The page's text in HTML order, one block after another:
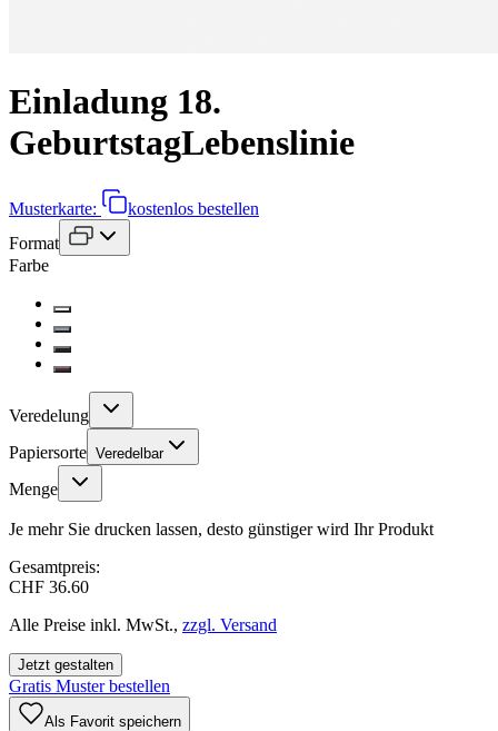
Einladung 18.
GeburtstagLebenslinie
Musterkarte:
kostenlos bestellen
Format
Farbe
Veredelung
Papiersorte Veredelbar
Menge
Je mehr Sie drucken lassen, desto günstiger wird Ihr Produkt
Gesamtpreis:
CHF 36.60
Alle Preise inkl. MwSt., zzgl. Versand
Jetzt gestalten
Gratis Muster bestellen
Als Favorit speichern